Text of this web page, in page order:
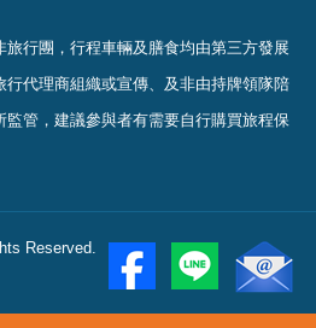
行團，行程車輛及膳食均由第三方發展
代理商組織或宣傳、及非由持牌領隊陪
監管，建議參與者有需要自行購買旅程保
Reserved.